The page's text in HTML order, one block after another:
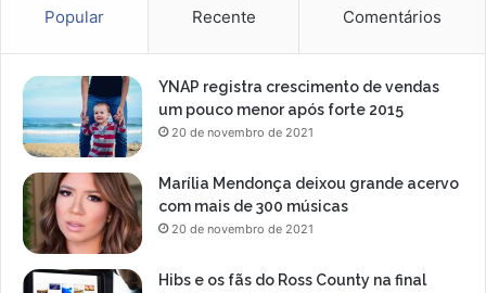
Popular Recente Comentários
YNAP registra crescimento de vendas
um pouco menor após forte 2015
20 de novembro de 2021
Marília Mendonça deixou grande acervo
com mais de 300 músicas
20 de novembro de 2021
Hibs e os fãs do Ross County na final